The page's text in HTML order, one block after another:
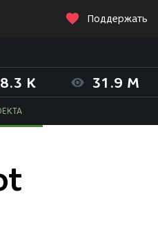
Поддержать
K 31.9 M